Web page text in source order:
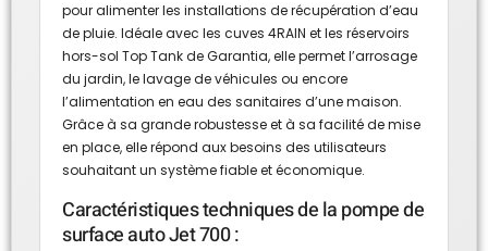
pour alimenter les installations de récupération d’eau
de pluie. Idéale avec les cuves 4RAIN et les réservoirs
hors-sol Top Tank de Garantia, elle permet l’arrosage
du jardin, le lavage de véhicules ou encore
l’alimentation en eau des sanitaires d’une maison.
Grâce à sa grande robustesse et à sa facilité de mise
en place, elle répond aux besoins des utilisateurs
souhaitant un système fiable et économique.
Caractéristiques techniques de la pompe de
surface auto Jet 700 :